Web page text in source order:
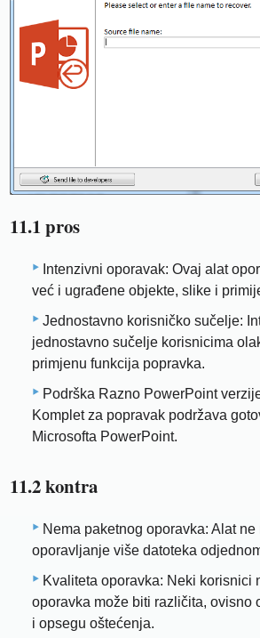
11.1 pros
Intenzivni oporavak: Ovaj alat
već i ugrađene objekte, slike i
Jednostavno korisničko sučelje:
jednostavno sučelje korisnicima
primjenu funkcija popravka.
Podrška Razno PowerPoint
Komplet za popravak podržava
Microsofta PowerPoint.
11.2 kontra
Nema paketnog oporavka: Alat
oporavljanje više datoteka
Kvaliteta oporavka: Neki korisnici
oporavka može biti različita, ovisno
i opsegu oštećenja.